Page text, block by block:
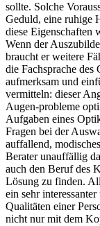
sollte. Solche
Geduld, eine ruhige
diese Eigenschaften
Wenn der
braucht er weitere
die Fachsprache des
aufmerksam und
vermitteln: dieser
Augen-probleme
Aufgaben eines
Fragen bei der
auffallend,
Berater unauffällig
auch den Beruf des
Lösung zu finden.
ein sehr
Qualitäten einer
nicht nur mit dem